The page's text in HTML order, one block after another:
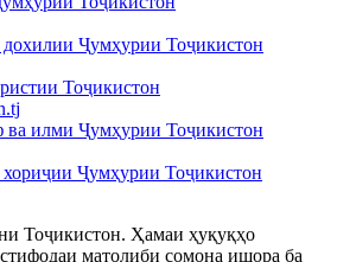
дохилии Ҷумҳурии Тоҷикистон
Тоҷикистон
ва илми Ҷумҳурии Тоҷикистон
хориҷии Ҷумҳурии Тоҷикистон
Тоҷикистон. Ҳамаи ҳуқуқҳо
матолиби сомона ишора ба